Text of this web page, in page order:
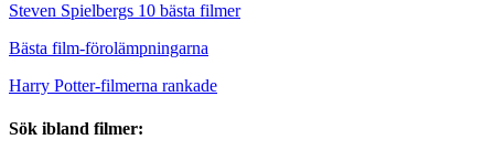
Steven Spielbergs 10 bästa filmer
Bästa film-förolämpningarna
Harry Potter-filmerna rankade
Sök ibland filmer: